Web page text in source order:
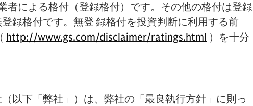
者による格付（登録格付）です。その他の格付は登録
録格付です。無登 録格付を投資判断に利用する前
http://www.gs.com/disclaimer/ratings.html ）を十分
以下「弊社」）は、弊社の「最良執行方針」に則っ